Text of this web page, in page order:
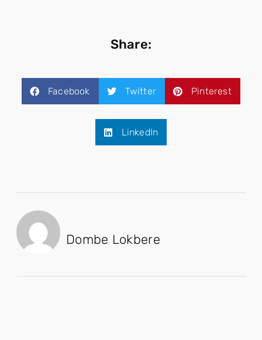
Share:
Facebook Twitter Pinterest
LinkedIn
Dombe Lokbere